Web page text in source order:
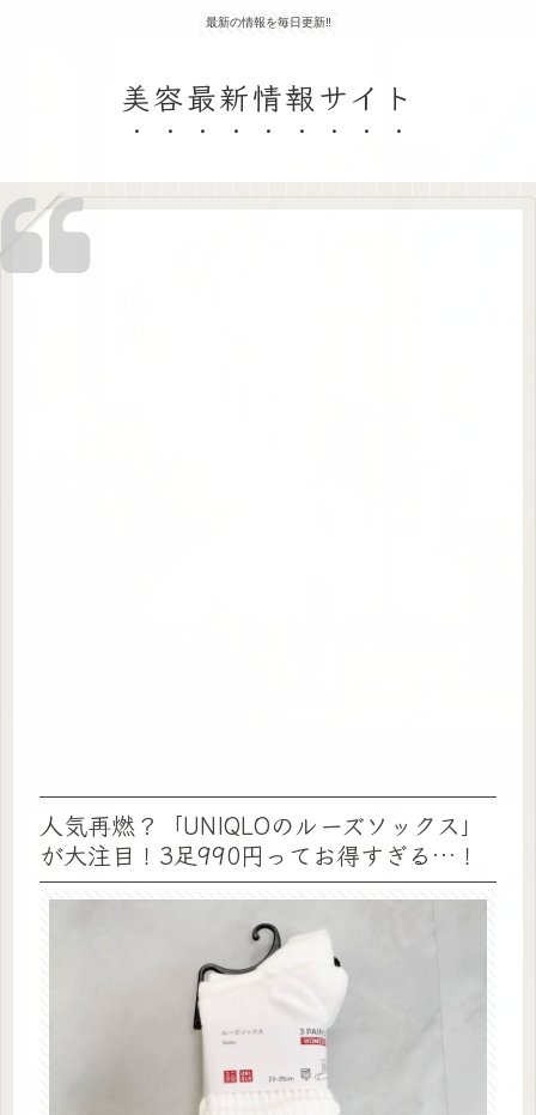
最新の情報を毎日更新‼
美容最新情報サイト
人気再燃？「UNIQLOのルーズソックス」
が大注目！3足990円ってお得すぎる…！